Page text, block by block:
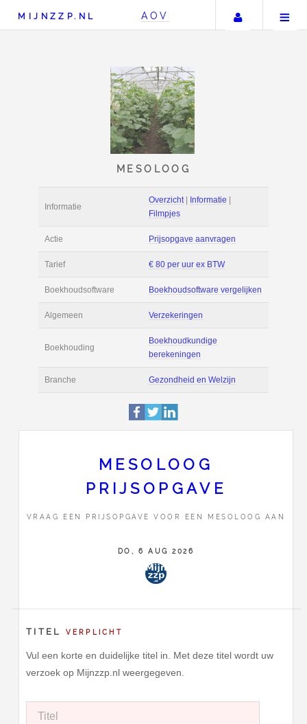
MIJNZZP.NL AOV Uw
MESOLOOG
Informatie
Filmpjes
Tarief € 80 per uur ex
Boekhoudsoftware
Boekhouding
Boekhoudkundige
berekeningen
MESOLOOG
PRIJSOPGAVE
VRAAG EEN PRIJSOPGAVE VOOR EEN MESOLOOG AAN
DO, 6 AUG 2026
TITEL VERPLICHT
Vul een korte en duidelijke titel in. Met deze titel wordt uw
verzoek op Mijnzzp.nl weergegeven.